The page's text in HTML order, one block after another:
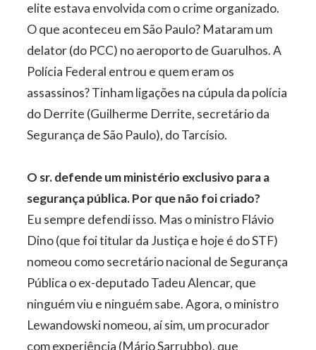
elite estava envolvida com o crime organizado.
O que aconteceu em São Paulo? Mataram um
delator (do PCC) no aeroporto de Guarulhos. A
Polícia Federal entrou e quem eram os
assassinos? Tinham ligações na cúpula da polícia
do Derrite (Guilherme Derrite, secretário da
Segurança de São Paulo), do Tarcísio.
O sr. defende um ministério exclusivo para a
segurança pública. Por que não foi criado?
Eu sempre defendi isso. Mas o ministro Flávio
Dino (que foi titular da Justiça e hoje é do STF)
nomeou como secretário nacional de Segurança
Pública o ex-deputado Tadeu Alencar, que
ninguém viu e ninguém sabe. Agora, o ministro
Lewandowski nomeou, aí sim, um procurador
com experiência (Mário Sarrubbo), que